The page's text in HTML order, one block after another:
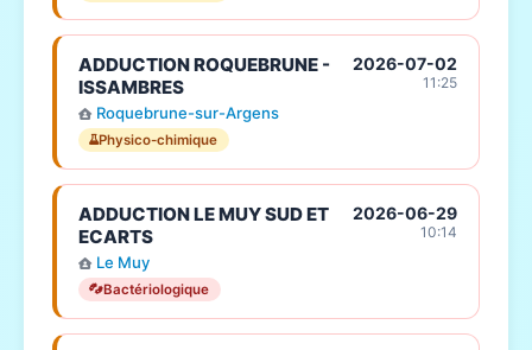
ADDUCTION ROQUEBRUNE -
ISSAMBRES
Roquebrune-sur-Argens
Physico-chimique
2026-07-02
11:25
ADDUCTION LE MUY SUD ET
ECARTS
Le Muy
Bactériologique
2026-06-29
10:14